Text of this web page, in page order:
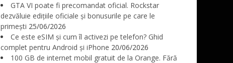
GTA VI poate fi precomandat oficial. Rockstar
dezvăluie edițiile oficiale și bonusurile pe care le
primești 25/06/2026
Ce este eSIM și cum îl activezi pe telefon? Ghid
complet pentru Android și iPhone 20/06/2026
100 GB de internet mobil gratuit de la Orange. Fără